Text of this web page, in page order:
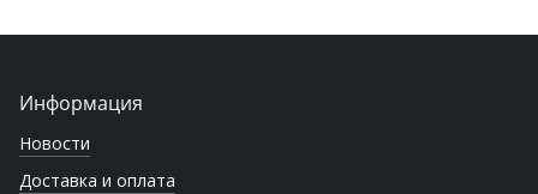
Информация
Новости
Доставка и оплата